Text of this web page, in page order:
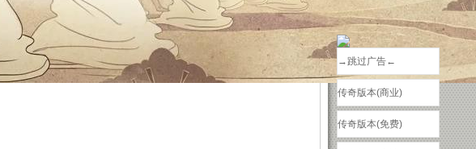
→跳过广告←
传奇版本(商业)
传奇版本(免费)